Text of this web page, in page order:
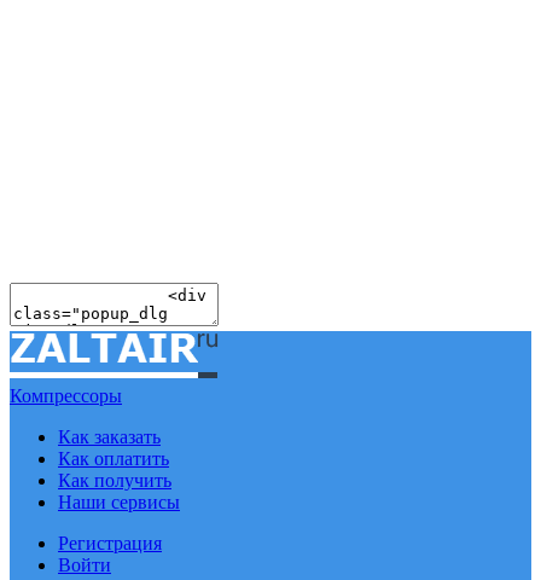
Компрессоры
Как заказать
Как оплатить
Как получить
Наши сервисы
Регистрация
Войти